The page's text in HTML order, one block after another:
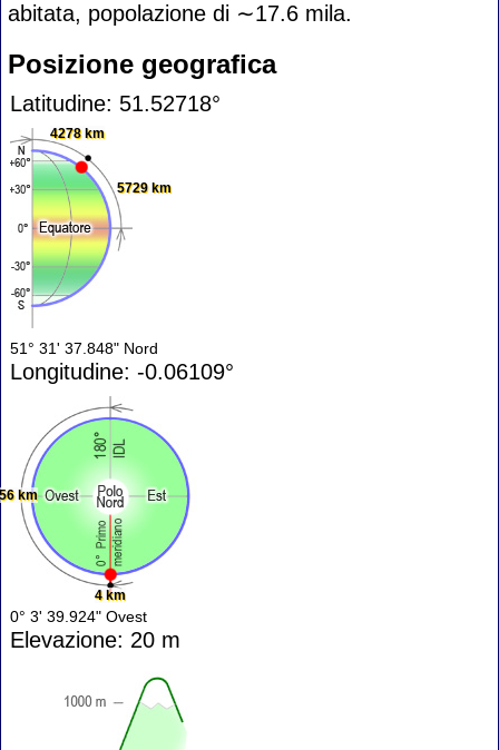
abitata, popolazione di ∼17.6 mila.
Posizione geografica
Latitudine: 51.52718°
4278 km
5729 km
51° 31' 37.848" Nord
Longitudine: -0.06109°
4 km
km
0° 3' 39.924" Ovest
Elevazione: 20 m